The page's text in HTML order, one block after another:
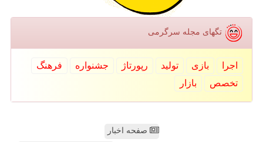
تگهای مجله سرگرمی
اجرا بازی تولید رپورتاژ جشنواره
فرهنگ
تخصص
بازار
صفحه اخبار